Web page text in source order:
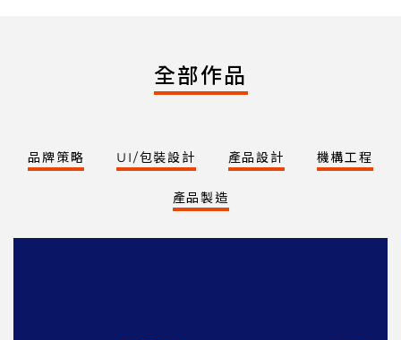
全部作品
品牌策略 UI/包裝設計 產品設計 機構工程
產品製造